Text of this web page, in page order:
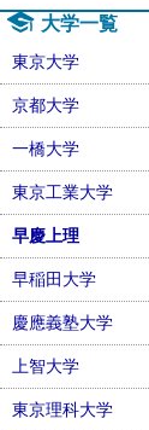
大学一覧
東京大学
京都大学
一橋大学
東京工業大学
早慶上理
早稲田大学
慶應義塾大学
上智大学
東京理科大学